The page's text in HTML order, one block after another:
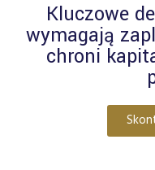
Kluczowe
wymagają
chroni